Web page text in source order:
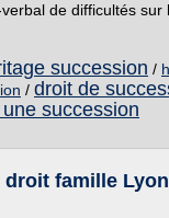
de difficultés sur
succession /
/ droit de
succession
famille